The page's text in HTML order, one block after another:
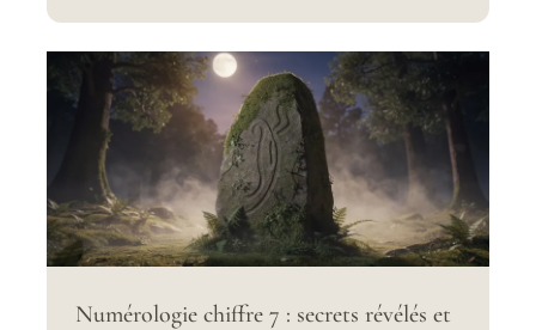
Numérologie chiffre 7 : secrets révélés et